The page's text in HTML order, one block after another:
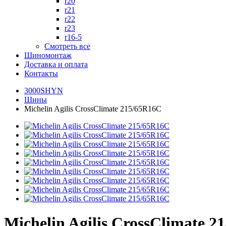
r21
r22
r23
r16-5
Смотреть все
Шиномонтаж
Доставка и оплата
Контакты
3000SHYN
Шины
Michelin Agilis CrossClimate 215/65R16C